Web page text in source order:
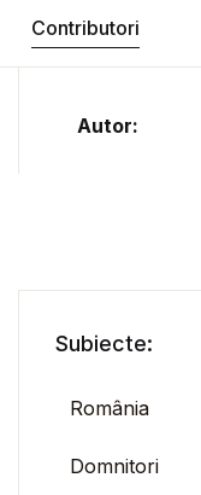
Contributori
Autor:
Subiecte:
România
Domnitori